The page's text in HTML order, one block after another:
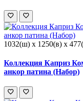
1032(ш) x 1250(в) x
Коллекция Каприз
анкор патина (Набор)